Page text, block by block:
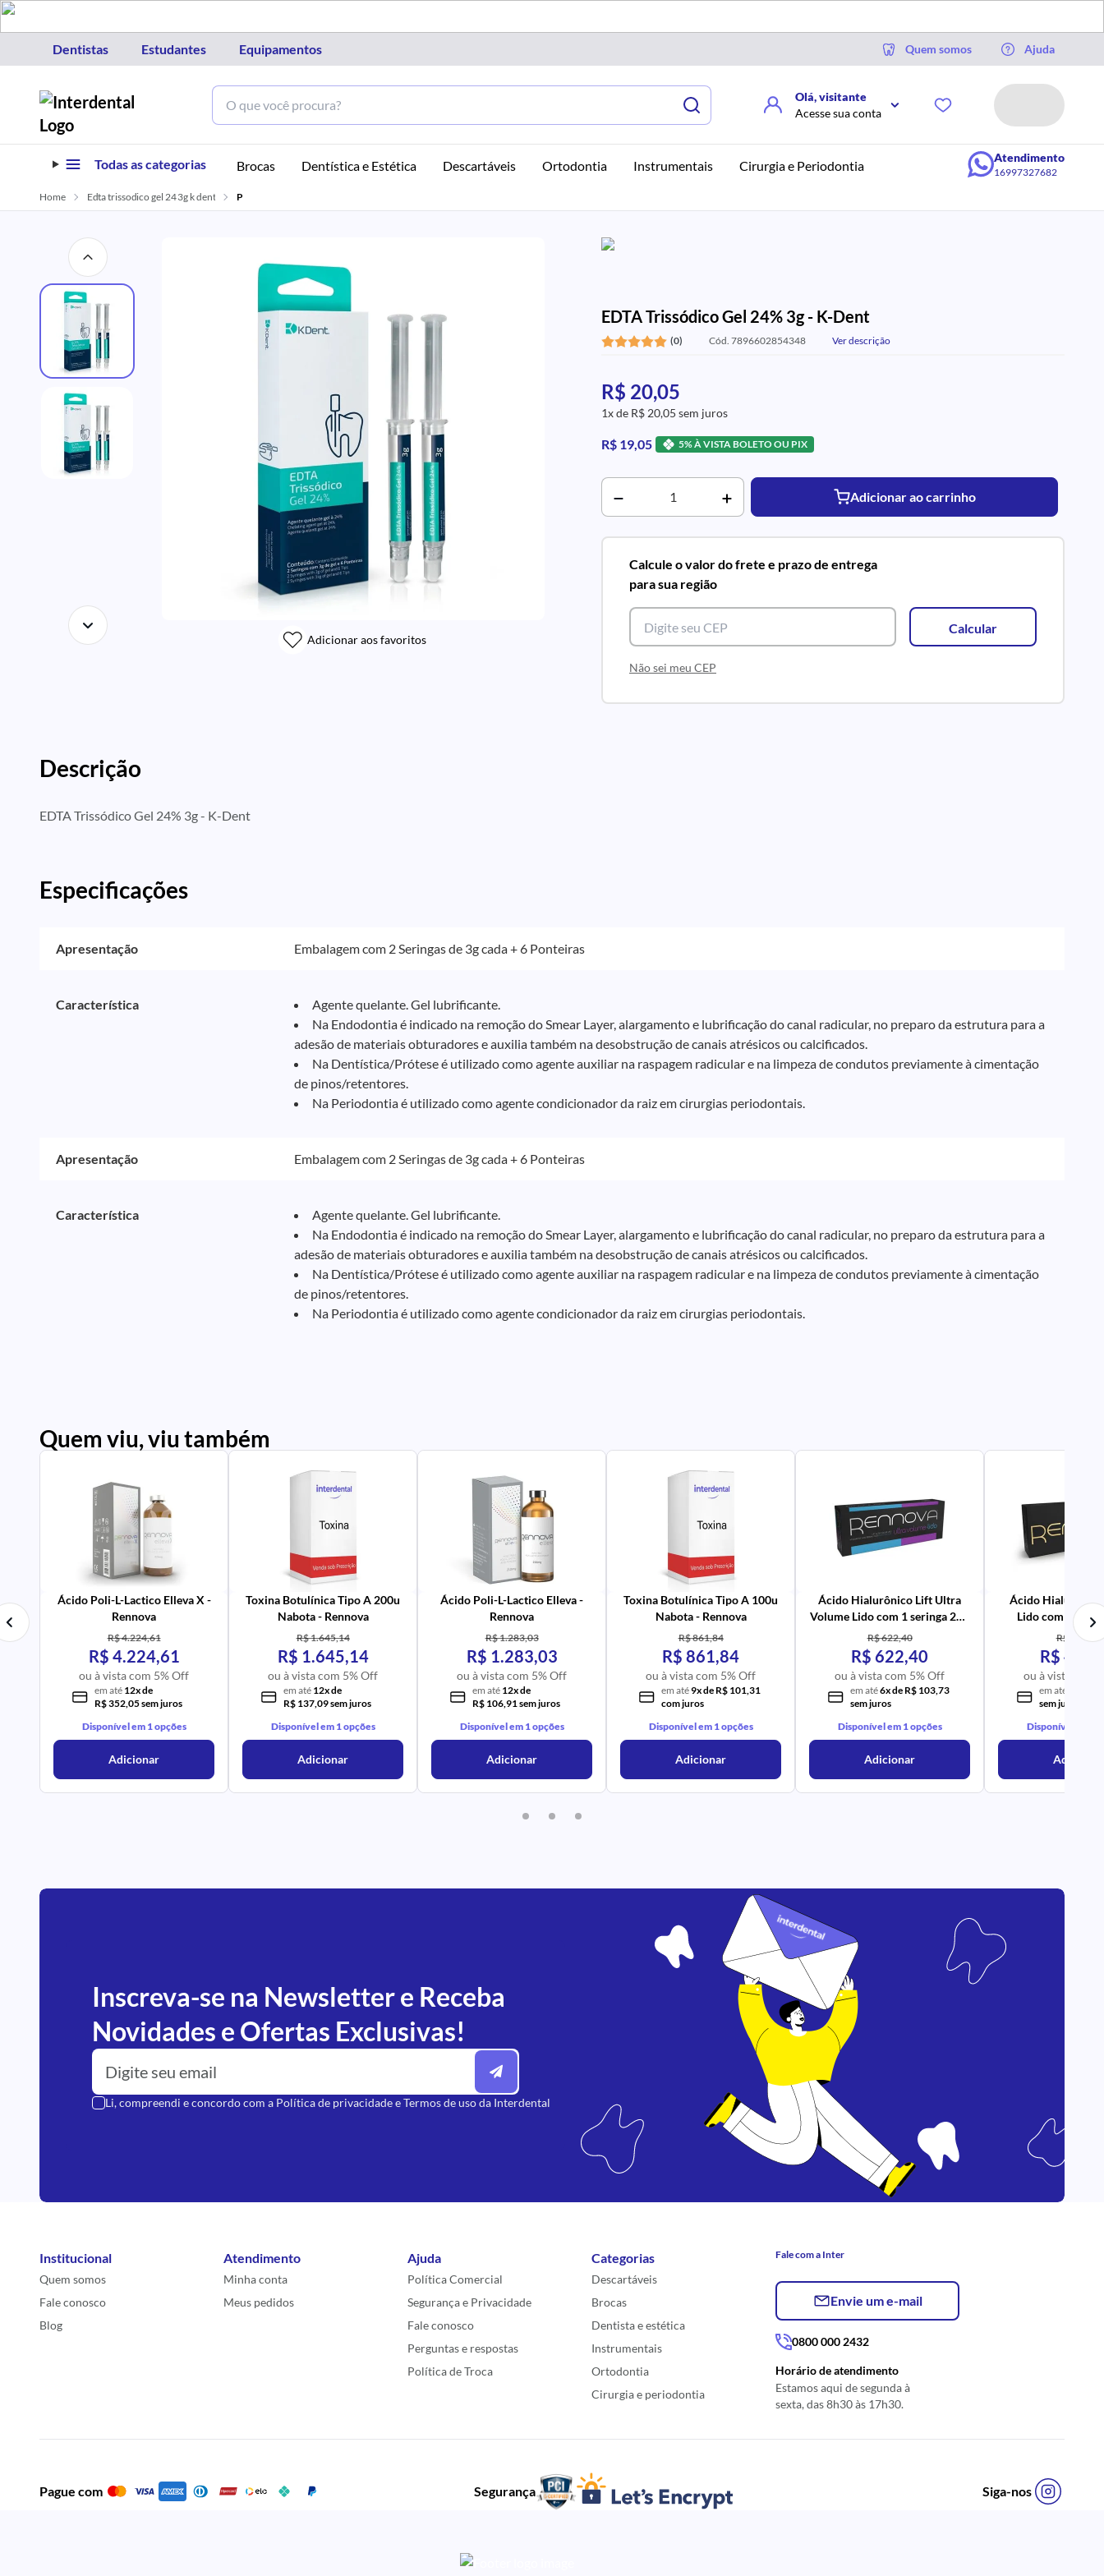
Dentistas Estudantes Equipamentos Quem somos Ajuda
Olá, visitante
Acesse sua conta
Todas as categorias Brocas Dentística e Estética Descartáveis Ortodontia Instrumentais Cirurgia e Periodontia
Atendimento
16997327682
Home
Edta trissodico gel 24 3g k dent P
Adicionar aos favoritos
EDTA Trissódico Gel 24% 3g - K-Dent
(0) Cód. 7896602854348 Ver descrição
R$ 20,05
1x de R$ 20,05 sem juros
R$ 19,05 5% À VISTA BOLETO OU PIX
Adicionar ao carrinho
Calcule o valor do frete e prazo de entrega
para sua região
Calcular
Não sei meu CEP
Descrição
EDTA Trissódico Gel 24% 3g - K-Dent
Especificações
Apresentação Embalagem com 2 Seringas de 3g cada + 6 Ponteiras
Característica
Agente quelante. Gel lubrificante.
Na Endodontia é indicado na remoção do Smear Layer, alargamento e lubrificação do canal radicular, no preparo da estrutura para a
adesão de materiais obturadores e auxilia também na desobstrução de canais atrésicos ou calcificados.
Na Dentística/Prótese é utilizado como agente auxiliar na raspagem radicular e na limpeza de condutos previamente à cimentação
de pinos/retentores.
Na Periodontia é utilizado como agente condicionador da raiz em cirurgias periodontais.
Apresentação Embalagem com 2 Seringas de 3g cada + 6 Ponteiras
Característica
Agente quelante. Gel lubrificante.
Na Endodontia é indicado na remoção do Smear Layer, alargamento e lubrificação do canal radicular, no preparo da estrutura para a
adesão de materiais obturadores e auxilia também na desobstrução de canais atrésicos ou calcificados.
Na Dentística/Prótese é utilizado como agente auxiliar na raspagem radicular e na limpeza de condutos previamente à cimentação
de pinos/retentores.
Na Periodontia é utilizado como agente condicionador da raiz em cirurgias periodontais.
Quem viu, viu também
IM UR NA PR
Ácido Poli-L-Lactico Elleva X -
Rennova
R$ 4.224,61
R$ 4.224,61
ou à vista com 5% Off
em até 12x de
R$ 352,05 sem juros
Disponível em 1 opções
Adicionar
Toxina Botulínica Tipo A 200u
Nabota - Rennova
R$ 1.645,14
R$ 1.645,14
ou à vista com 5% Off
em até 12x de
R$ 137,09 sem juros
Disponível em 1 opções
Adicionar
NA PR
Ácido Poli-L-Lactico Elleva -
Rennova
R$ 1.283,03
R$ 1.283,03
ou à vista com 5% Off
em até 12x de
R$ 106,91 sem juros
Disponível em 1 opções
Adicionar
IM UR NA
Toxina Botulínica Tipo A 100u
Nabota - Rennova
R$ 861,84
R$ 861,84
ou à vista com 5% Off
em até9x de R$ 101,31
com juros
Disponível em 1 opções
Adicionar
Ácido Hialurônico Lift Ultra
Volume Lido com 1 seringa 2ml
- Rennova
R$ 622,40
R$ 622,40
ou à vista com 5% Off
em até6x de R$ 103,73
sem juros
Disponível em 1 opções
Adicionar
Ácido
Lido com 1
Rennova
R$ 420,65
R$
ou à vista com
em até
sem juros
Disponível em 1
Adicionar
Inscreva-se na Newsletter e Receba
Novidades e Ofertas Exclusivas!
Li, compreendi e concordo com a Política de privacidadeeTermos de usoda Interdental
Institucional
Quem somos
Fale conosco
Blog
Atendimento
Minha conta
Meus pedidos
Ajuda
Política Comercial
Segurança e Privacidade
Fale conosco
Perguntas e respostas
Política de Troca
Categorias
Descartáveis
Brocas
Dentista e estética
Instrumentais
Ortodontia
Cirurgia e periodontia
Fale com a Inter
Envie um e-mail
0800 000 2432
Horário de atendimento
Estamos aqui de segunda à
sexta, das 8h30 às 17h30.
Pague com Segurança Siga-nos